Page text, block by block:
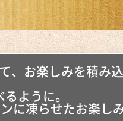
、お楽しみを積み
ように。
に凍らせたお楽し